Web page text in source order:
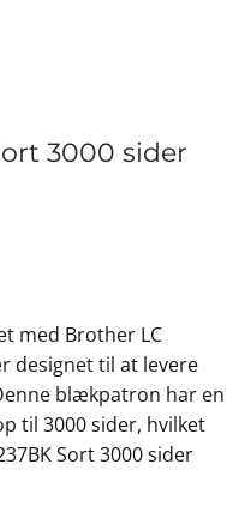
3000 sider
med Brother LC
designet til at levere
blækpatron har en
til 3000 sider, hvilket
Sort 3000 sider